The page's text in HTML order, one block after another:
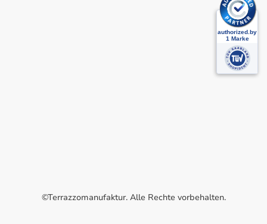
©Terrazzomanufaktur. Alle Rechte vorbehalten.